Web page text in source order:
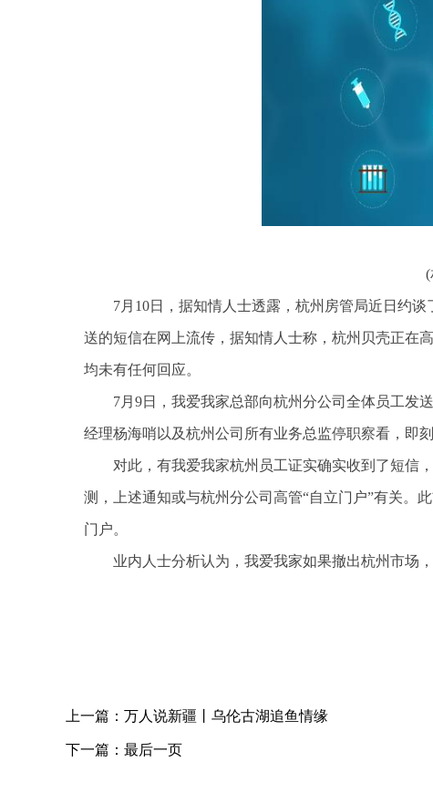
(
7月10日，据知情人士透露，杭州房管局近日约
送的短信在网上流传，据知情人士称，杭州贝壳正在
均未有任何回应。
7月9日，我爱我家总部向杭州分公司全体员工发
经理杨海哨以及杭州公司所有业务总监停职察看，即刻
对此，有我爱我家杭州员工证实确实收到了短信
测，上述通知或与杭州分公司高管“自立门户”有关。
门户。
业内人士分析认为，我爱我家如果撤出杭州市场
上一篇： 万人说新疆丨乌伦古湖追鱼情缘
下一篇： 最后一页